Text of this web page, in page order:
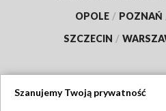
OPOLE / POZNAŃ
SZCZECIN /
Szanujemy Twoją prywatność